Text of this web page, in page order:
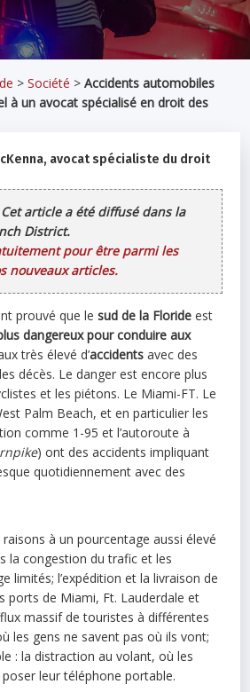
>Société >Accidents automobiles
à un avocat spécialisé en droit des
avocat spécialiste du droit
article a été diffusé dans la
District.
pour être parmi les
nouveaux articles.
prouvé que lesud de la Floride est
dangereux pour conduire aux
très élevé d’accidents avec des
décès. Le danger est encore plus
et les piétons. Le Miami-FT. Le
Palm Beach, et en particulier les
comme 1-95 et l’autoroute à
) ont des accidents impliquant
quotidiennement avec des
à un pourcentage aussi élevé
la congestion du trafic et les
limités; l’expédition et la livraison de
ports de Miami, Ft. Lauderdale et
massif de touristes à différentes
les gens ne savent pas où ils vont;
: la distraction au volant, où les
leur téléphone portable.